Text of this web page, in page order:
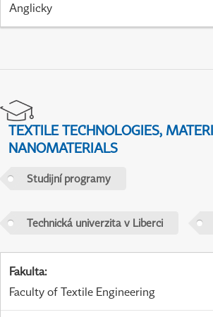
Anglicky
TEXTILE TECHNOLOGIES,
NANOMATERIALS
Studijní programy
Technická univerzita v Liberci
Fakulta:
Faculty of Textile Engineering